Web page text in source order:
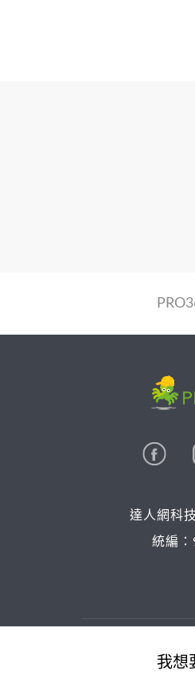
我想
達人網科
統編
© 2026 PRO36O. All